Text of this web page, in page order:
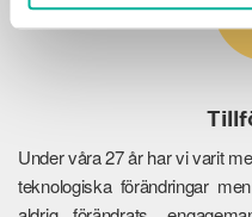
Under våra 27 år har vi varit
teknologiska förändringar